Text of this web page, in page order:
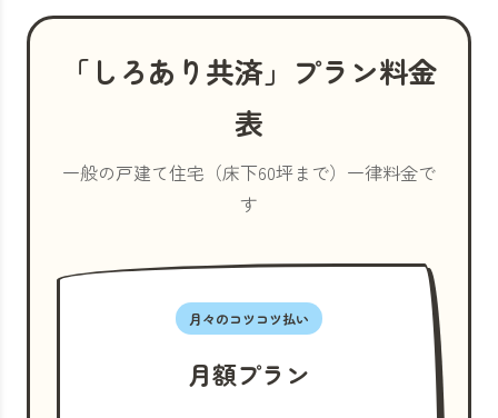
「しろあり共済」プラン料金
表
一般の戸建て住宅（床下60坪まで）一律料金で
す
月々のコツコツ払い
月額プラン